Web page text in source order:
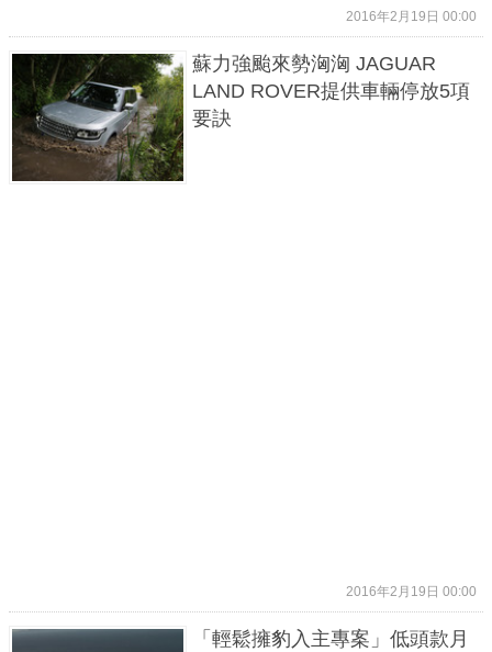
2016年2月19日 00:00
蘇力強颱來勢洶洶 JAGUAR
LAND ROVER提供車輛停放5項
要訣
2016年2月19日 00:00
「輕鬆擁豹入主專案」低頭款月